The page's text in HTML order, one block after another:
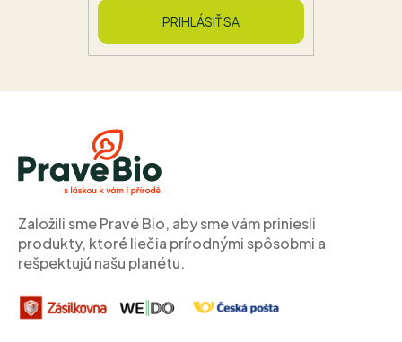
PRIHLÁSIŤ SA
Založili sme Pravé Bio, aby sme vám priniesli
produkty, ktoré liečia prírodnými spôsobmi a
rešpektujú našu planétu.